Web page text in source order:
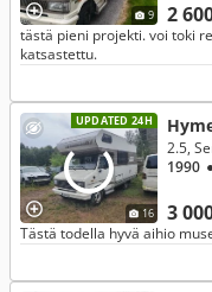
9 2
tästä pieni projekti. voi toki
katsastettu.
UPDATED 24H
16 3
2.5,
1990
Tästä todella hyvä aihio